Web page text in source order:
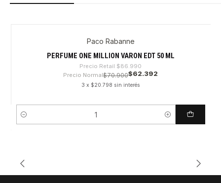
Paco Rabanne
PERFUME ONE MILLION VARON EDT 50 ML
Precio Retail $86.990
Precio Normal$70.900$62.392
3 x $20.798 sin interés
Cantidad